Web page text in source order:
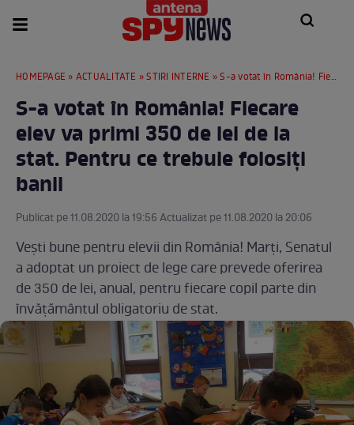
HOMEPAGE » ACTUALITATE »STIRI INTERNE » S-a votat în România! Fiecare elev va primi 350 de lei de la stat. Pentru ce trebuie folosiți banii
S-a votat în România! Fiecare
elev va primi 350 de lei de la
stat. Pentru ce trebuie folosiți
banii
Publicat pe 11.08.2020 la 19:56 Actualizat pe 11.08.2020 la 20:06
Vești bune pentru elevii din România! Marți, Senatul
a adoptat un proiect de lege care prevede oferirea
de 350 de lei, anual, pentru fiecare copil parte din
învățământul obligatoriu de stat.